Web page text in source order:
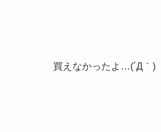
買えなかったよ…(´Д｀)